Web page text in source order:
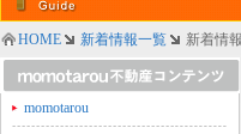
HOME 新着情報一覧 新着情
momotarou